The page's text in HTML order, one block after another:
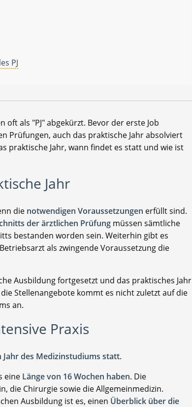
PJ
als "PJ" abgekürzt. Bevor der erste Job
Prüfungen, auch das praktische Jahr absolviert
praktische Jahr, wann findet es statt und wie ist
Jahr
die notwendigen Voraussetzungen erfüllt sind.
der ärztlichen Prüfung müssen sämtliche
bestanden worden sein. Weiterhin gibt es
als zwingende Voraussetzung die
Ausbildung fortgesetzt und das praktisches Jahr
Stellenangebote kommt es nicht zuletzt auf die
an.
Praxis
Jahr des Medizinstudiums statt.
eine Länge von 16 Wochen haben. Die
die Chirurgie sowie die Allgemeinmedizin.
Ausbildung ist es, einen Überblick über die